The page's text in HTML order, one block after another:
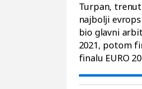
Turpan,
najbolji
bio glavni
2021, potom
finalu EURO